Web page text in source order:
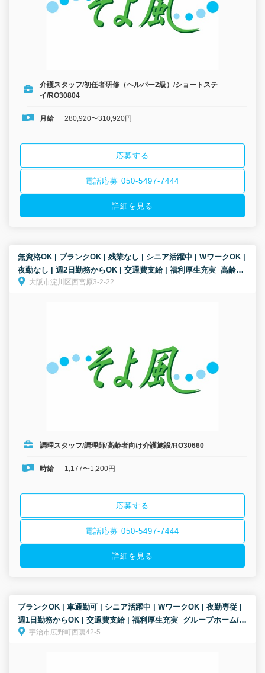
介護スタッフ/初任者研修（ヘルパー2級）/ショートステ
イ/RO30804
月給 280,920〜310,920円
応募する
電話応募 050-5497-7444
詳細を見る
無資格OK | ブランクOK | 残業なし | シニア活躍中 | WワークOK |
夜勤なし | 週2日勤務からOK | 交通費支給 | 福利厚生充実│高齢者
向け介護施設/調理スタッフ/パート募集！【無資格・未経験歓
大阪市淀川区西宮原3-2-22
調理スタッフ/調理師/高齢者向け介護施設/RO30660
時給 1,177〜1,200円
応募する
電話応募 050-5497-7444
詳細を見る
ブランクOK | 車通勤可 | シニア活躍中 | WワークOK | 夜勤専従 |
週1日勤務からOK | 交通費支給 | 福利厚生充実│グループホーム/夜
勤専従介護スタッフ/パート募集！高齢者の夜間の安心を支えま
宇治市広野町西裏42-5